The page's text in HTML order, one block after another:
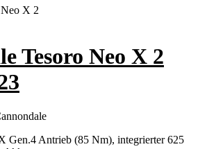
Tesoro Neo X 2
Gen.4 Antrieb (85 Nm), integrierter 625